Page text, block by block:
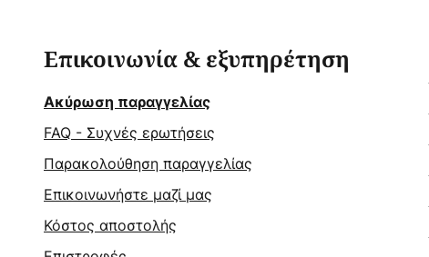
Επικοινωνία & εξυπηρέτηση
Ακύρωση παραγγελίας
FAQ - Συχνές ερωτήσεις
Παρακολούθηση παραγγελίας
Επικοινωνήστε μαζί μας
Κόστος αποστολής